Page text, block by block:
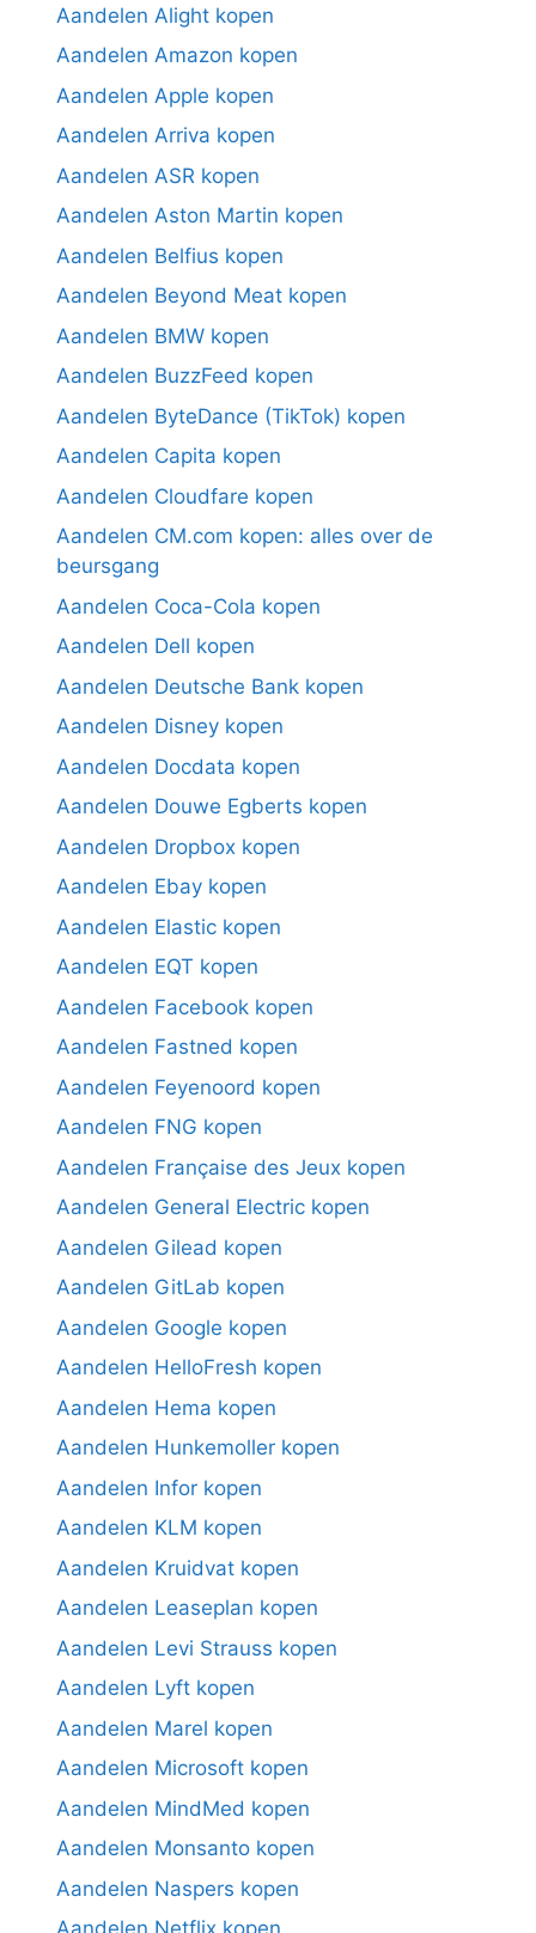
Aandelen Alight kopen
Aandelen Amazon kopen
Aandelen Apple kopen
Aandelen Arriva kopen
Aandelen ASR kopen
Aandelen Aston Martin kopen
Aandelen Belfius kopen
Aandelen Beyond Meat kopen
Aandelen BMW kopen
Aandelen BuzzFeed kopen
Aandelen ByteDance (TikTok) kopen
Aandelen Capita kopen
Aandelen Cloudfare kopen
Aandelen CM.com kopen: alles over de
beursgang
Aandelen Coca-Cola kopen
Aandelen Dell kopen
Aandelen Deutsche Bank kopen
Aandelen Disney kopen
Aandelen Docdata kopen
Aandelen Douwe Egberts kopen
Aandelen Dropbox kopen
Aandelen Ebay kopen
Aandelen Elastic kopen
Aandelen EQT kopen
Aandelen Facebook kopen
Aandelen Fastned kopen
Aandelen Feyenoord kopen
Aandelen FNG kopen
Aandelen Française des Jeux kopen
Aandelen General Electric kopen
Aandelen Gilead kopen
Aandelen GitLab kopen
Aandelen Google kopen
Aandelen HelloFresh kopen
Aandelen Hema kopen
Aandelen Hunkemoller kopen
Aandelen Infor kopen
Aandelen KLM kopen
Aandelen Kruidvat kopen
Aandelen Leaseplan kopen
Aandelen Levi Strauss kopen
Aandelen Lyft kopen
Aandelen Marel kopen
Aandelen Microsoft kopen
Aandelen MindMed kopen
Aandelen Monsanto kopen
Aandelen Naspers kopen